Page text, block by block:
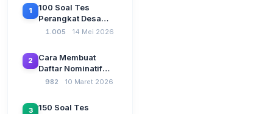
1
100 Soal Tes
Perangkat Desa
Terbaru 2026
CAT Berbasis UU
Desa No. 3 Tahun
2024
1.005 14 Mei 2026
2
Cara Membuat
Daftar Nominatif
Siltap di Aplikasi
SPP Pencairan
982 10 Maret 2026
3
150 Soal Tes